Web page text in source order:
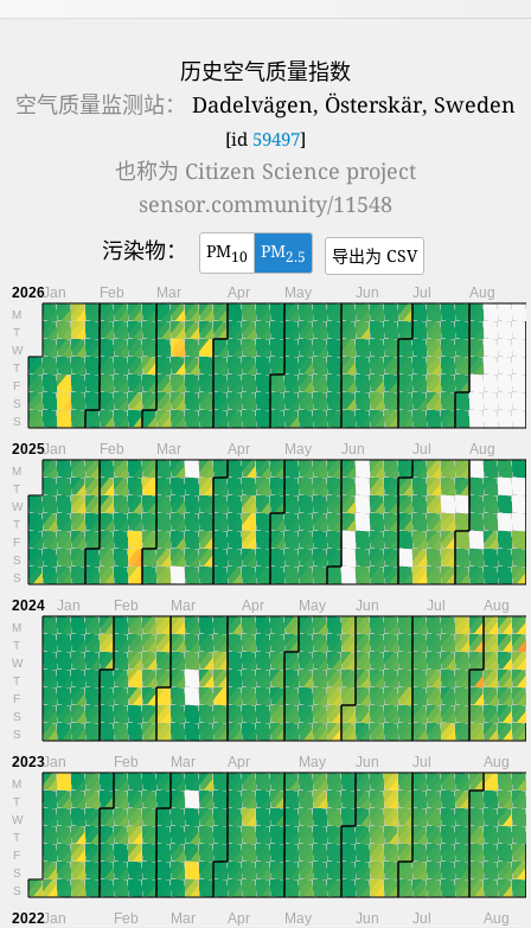
历史空气质量指数
空气质量监测站：
Dadelvägen, Österskär, Sweden
[id 59497]
也称为 Citizen Science project
sensor.community/11548
污染物：
PM10 PM2.5 导出为 CSV
2026
M
T
W
T
F
S
S
Jan Feb Mar Apr May Jun Jul Aug
2025
M
T
W
T
F
S
S
Jan Feb Mar Apr May Jun Jul Aug
2024
M
T
W
T
F
S
S
Jan Feb Mar Apr May Jun Jul Aug
2023
M
T
W
T
F
S
S
Jan Feb Mar Apr May Jun Jul Aug
2022Jan Feb Mar Apr May Jun Jul Aug